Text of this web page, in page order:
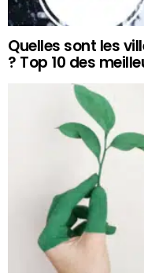
Quelles sont les
? Top 10 des